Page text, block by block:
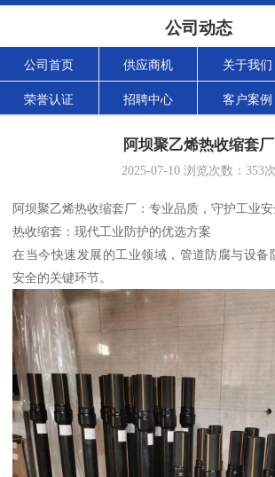
公司动态
公司首页 供应商机 关于我们
荣誉认证 招聘中心 客户案例
阿坝聚乙烯热收缩套厂
2025-07-10浏览次数： 353次
阿坝聚乙烯热收缩套厂：专业品质，守护工业安
热收缩套：现代工业防护的优选方案
在当今快速发展的工业领域，管道防腐与设备
安全的关键环节。